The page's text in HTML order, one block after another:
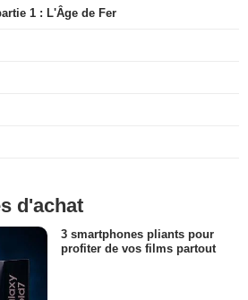
1 : L'Âge de Fer
d'achat
3 smartphones pliants pour
profiter de vos films partout